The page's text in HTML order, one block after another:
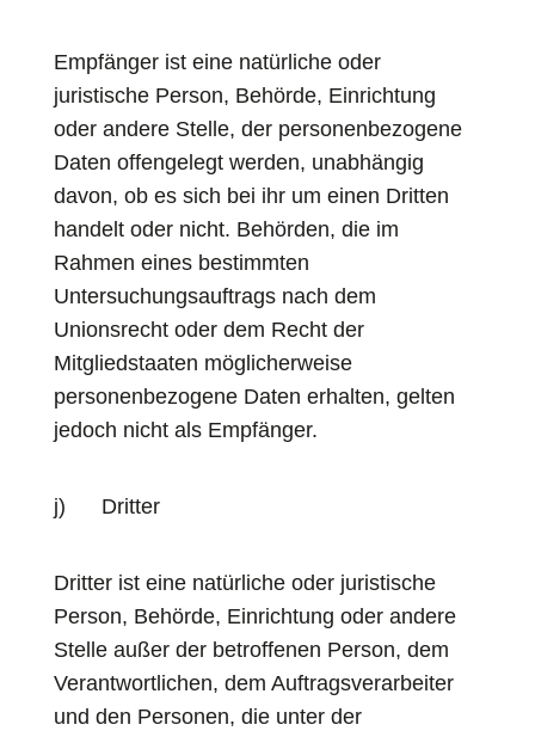
Empfänger ist eine natürliche oder
juristische Person, Behörde, Einrichtung
oder andere Stelle, der personenbezogene
Daten offengelegt werden, unabhängig
davon, ob es sich bei ihr um einen Dritten
handelt oder nicht. Behörden, die im
Rahmen eines bestimmten
Untersuchungsauftrags nach dem
Unionsrecht oder dem Recht der
Mitgliedstaaten möglicherweise
personenbezogene Daten erhalten, gelten
jedoch nicht als Empfänger.
j) Dritter
Dritter ist eine natürliche oder juristische
Person, Behörde, Einrichtung oder andere
Stelle außer der betroffenen Person, dem
Verantwortlichen, dem Auftragsverarbeiter
und den Personen, die unter der